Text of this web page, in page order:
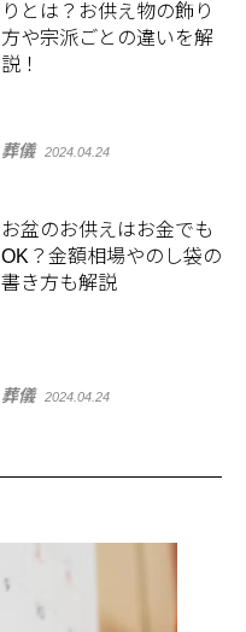
りとは？お供え物の飾り
方や宗派ごとの違いを解
説！
葬儀 2024.04.24
お盆のお供えはお金でも
OK？金額相場やのし袋の
書き方も解説
葬儀 2024.04.24